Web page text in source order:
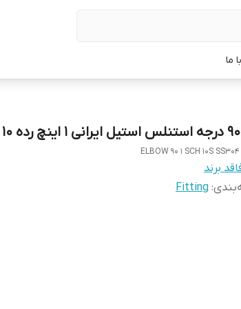
ما
ELBOW 90 1 SCH 10S
برند
:
Fitting